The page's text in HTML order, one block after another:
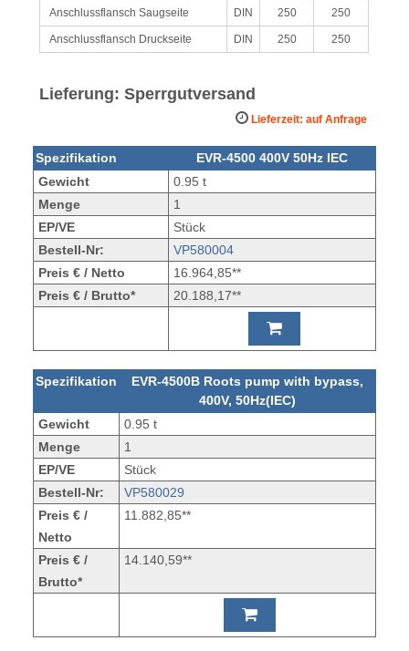
Anschlussflansch Saugseite DIN 250 250
Anschlussflansch Druckseite DIN 250 250
Lieferung: Sperrgutversand
Lieferzeit: auf Anfrage
Spezifikation
EVR-4500 400V 50Hz IEC
Gewicht
0.95 t
Menge
1
EP/VE
Stück
Bestell-Nr:
VP580004
Preis € / Netto
16.964,85**
Preis € / Brutto*
20.188,17**
Spezifikation
EVR-4500B Roots pump with bypass,
400V, 50Hz(IEC)
Gewicht
0.95 t
Menge
1
EP/VE
Stück
Bestell-Nr:
VP580029
Preis € /
Netto
11.882,85**
Preis € /
Brutto*
14.140,59**